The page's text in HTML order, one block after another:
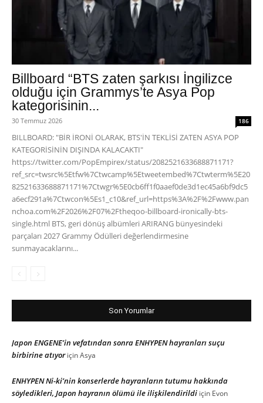
Billboard “BTS zaten şarkısı İngilizce
olduğu için Grammys’te Asya Pop
kategorisinin...
30 Temmuz 2026 186
BILLBOARD: "BİR İRONİ OLARAK, BTS'İN TEKLİSİ ZATEN ASYA POP
KATEGORİSİNİN DIŞINDA KALACAKTI"
https://twitter.com/PopEmpirex/status/2082521633688871171?
ref_src=twsrc%5Etfw%7Ctwcamp%5Etweetembed%7Ctwterm%5E20
82521633688871171%7Ctwgr%5E0cb6ff1f0aaef0de3d1ec45a6bf9dc5
a6ecf291a%7Ctwcon%5Es1_c10&ref_url=https%3A%2F%2Fwww.pan
nchoa.com%2F2026%2F07%2Ftheqoo-billboard-ironically-bts-
single.html BTS, geri dönüş albümleri ARIRANG bünyesindeki
parçaları 2027 Grammy Ödülleri değerlendirmesine
sunmayacaklarını...
Son Yorumlar
Japon ENGENE’in vefatından sonra ENHYPEN hayranları suçu
birbirine atıyoriçinAsya
ENHYPEN Ni-ki’nin konserlerde hayranların tutumu hakkında
söyledikleri, Japon hayranın ölümü ile ilişkilendirildi için Evon